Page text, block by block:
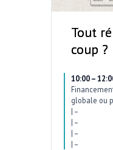
Tout
coup ?
10:00 –
globale ou
| –
| –
| –
| –